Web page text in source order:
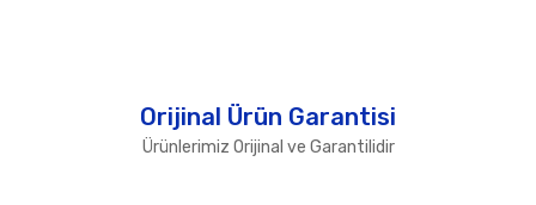
Orijinal Ürün Garantisi
Ürünlerimiz Orijinal ve Garantilidir